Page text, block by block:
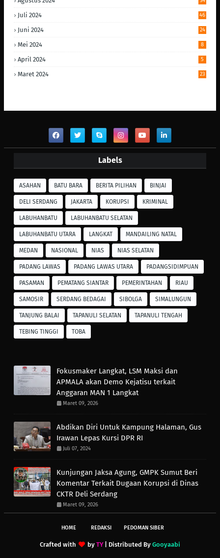
Juli 2024 46
Juni 2024 24
Mei 2024 8
April 2024 5
Maret 2024 23
Labels
ASAHAN BATU BARA BERITA PILIHAN BINJAI
DELI SERDANG JAKARTA KORUPSI KRIMINAL
LABUHANBATU LABUHANBATU SELATAN
LABUHANBATU UTARA LANGKAT MANDAILING NATAL
MEDAN NASIONAL NIAS NIAS SELATAN
PADANG LAWAS PADANG LAWAS UTARA PADANGSIDIMPUAN
PASAMAN PEMATANG SIANTAR PEMERINTAHAN RIAU
SAMOSIR SERDANG BEDAGAI SIBOLGA SIMALUNGUN
TANJUNG BALAI TAPANULI SELATAN TAPANULI TENGAH
TEBING TINGGI TOBA
Fokusmaker Langkat, LSM Maksi dan
APMALA akan Demo Kejatisu terkait
Anggaran MAN 1 Langkat
Maret 09, 2026
Abdikan Diri Untuk Kampung Halaman, Gus
Irawan Lepas Kursi DPR RI
Juli 07, 2024
Kunjungan Jaksa Agung, GMPK Sumut Beri
Komentar Terkait Dugaan Korupsi di Dinas
CKTR Deli Serdang
Maret 09, 2026
HOME REDAKSI PEDOMAN SIBER
Crafted with by TY| Distributed By Gooyaabi